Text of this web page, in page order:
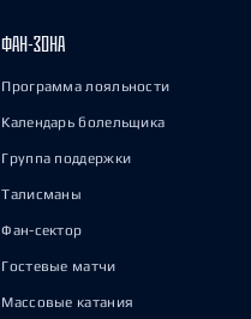
ФАН-ЗОНА
Программа лояльности
Календарь болельщика
Группа поддержки
Талисманы
Фан-сектор
Гостевые матчи
Массовые катания